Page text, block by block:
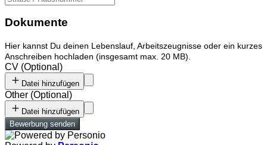
Dokumente
Hier kannst Du deinen Lebenslauf, Arbeitszeugnisse oder ein kurzes
Anschreiben hochladen (insgesamt max. 20 MB).
CV (Optional )
Datei hinzufügen
Other (Optional )
Datei hinzufügen
Bewerbung senden